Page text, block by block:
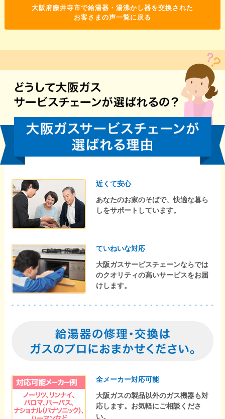
大阪府藤井寺市で給湯器・湯沸かし器を交換された
お客さまの声一覧に戻る
近くて安心
あなたのお家のそばで、快適な暮ら
しをサポートしています。
ていねいな対応
大阪ガスサービスチェーンならでは
のクオリティの高いサービスをお届
けします。
全メーカー対応可能
大阪ガスの製品以外のガス機器も対
応します。お気軽にご相談くださ
い。